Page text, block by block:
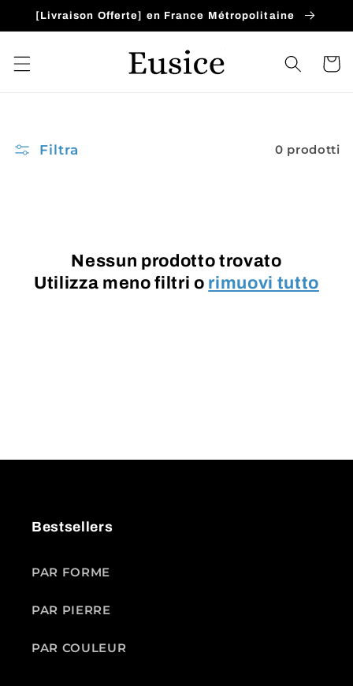
direttamente
ai contenuti
[Livraison Offerte] en France Métropolitaine
Filtra 0 prodotti
Nessun prodotto trovato
Utilizza meno filtri o rimuovi tutto
Bestsellers
PAR FORME
PAR PIERRE
PAR COULEUR